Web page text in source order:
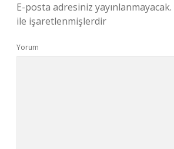
E-posta adresiniz yayınlanmayacak.
ile işaretlenmişlerdir
Yorum